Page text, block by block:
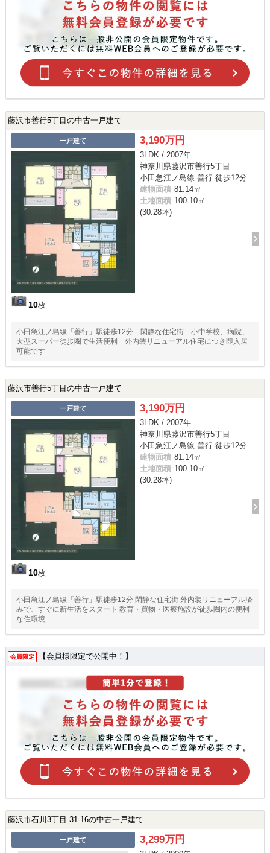
藤沢市善行5丁目の中古一戸建て
一戸建て
10枚
3,190万円
3LDK / 2007年
神奈川県藤沢市善行5丁目
小田急江ノ島線 善行 徒歩12分
建物面積 81.14㎡
土地面積 100.10㎡
(30.28坪)
小田急江ノ島線「善行」駅徒歩12分 閑静な住宅街 小中学校、病院、
大型スーパー徒歩圏で生活便利 外内装リニューアル住宅につき即入居
可能です
藤沢市善行5丁目の中古一戸建て
一戸建て
10枚
3,190万円
3LDK / 2007年
神奈川県藤沢市善行5丁目
小田急江ノ島線 善行 徒歩12分
建物面積 81.14㎡
土地面積 100.10㎡
(30.28坪)
小田急江ノ島線「善行」駅徒歩12分 閑静な住宅街 外内装リニューアル済
みで、すぐに新生活をスタート 教育・買物・医療施設が徒歩圏内の便利
な住環境
会員限定 【会員様限定で公開中！】
藤沢市石川3丁目 31-16の中古一戸建て
一戸建て 3,299万円